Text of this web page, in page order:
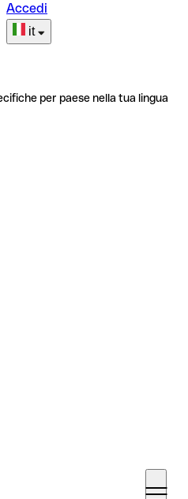
Accedi
it
per paese nella tua lingua